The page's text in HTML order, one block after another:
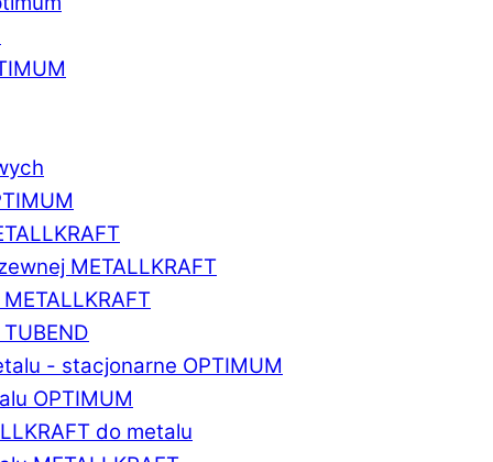
METALLKRAFT
- stacjonarne OPTIMUM
OPTIMUM
do metalu